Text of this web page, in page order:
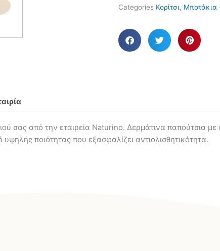
Categories Κορίτσι, Μποτάκια
σας από την εταιρεία Naturino. Δερμάτινα παπούτσια με
ποιότητας που εξασφαλίζει αντιολισθητικότητα.